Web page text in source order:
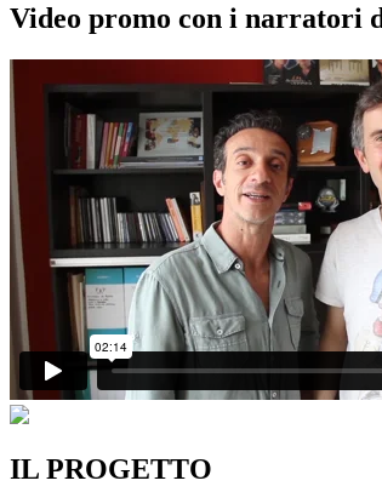
Video promo con i narratori
IL PROGETTO